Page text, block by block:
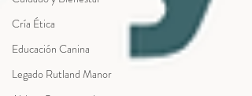
Cría Ética
Educación Canina
Legado Rutland Manor